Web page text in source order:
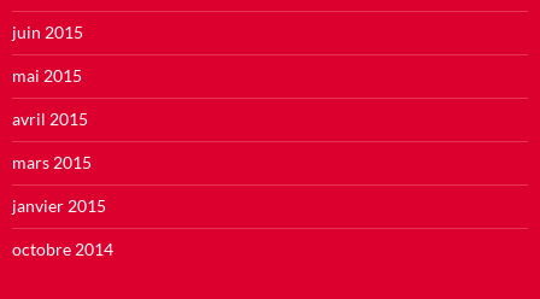
juin 2015
mai 2015
avril 2015
mars 2015
janvier 2015
octobre 2014